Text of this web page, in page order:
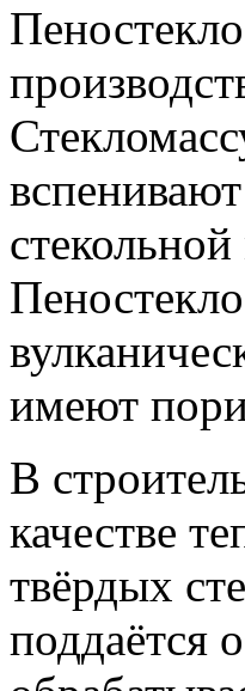
имеют
В
качестве
твёрдых
поддаётся